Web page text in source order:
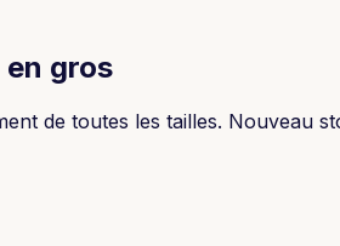
gros
de toutes les tailles. Nouveau